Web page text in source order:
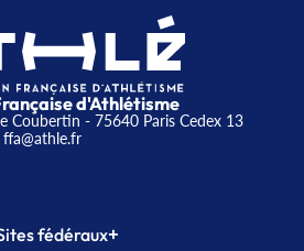
d'Athlétisme
Coubertin - 75640 Paris Cedex 13
fédéraux+